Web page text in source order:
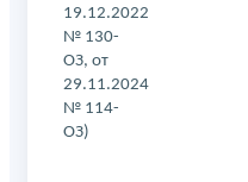
19.12.2022
№ 130-
ОЗ, от
29.11.2024
№ 114-
ОЗ)